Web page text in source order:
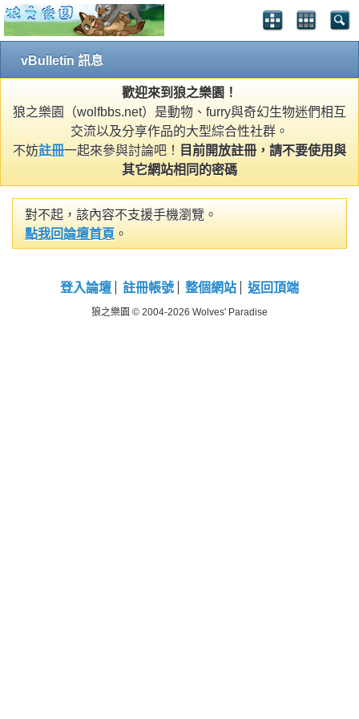
vBulletin 訊息
歡迎來到狼之樂園！
狼之樂園（wolfbbs.net）是動物、furry與奇幻生物迷們相互
交流以及分享作品的大型綜合性社群。
不妨註冊一起來參與討論吧！
目前開放註冊，請不要使用與
其它網站相同的密碼
對不起，該內容不支援手機瀏覽。
點我回論壇首頁 。
登入論壇 註冊帳號 整個網站 返回頂端
狼之樂園 © 2004-2026 Wolves' Paradise